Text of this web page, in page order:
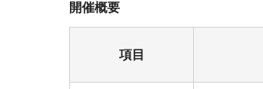
開催概要
項目